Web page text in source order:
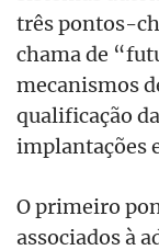
três pontos-
chama de
mecanismos
qualificação
implantações
O primeiro
associados à